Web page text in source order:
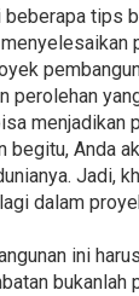
beberapa tips
perolehan
menjadikan
begitu, Anda
Jadi,
dalam
ini
bukanlah